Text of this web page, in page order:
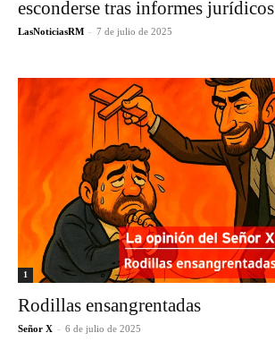
esconderse tras informes jurídicos
LasNoticiasRM - 7 de julio de 2025
1
Rodillas ensangrentadas
Señor X - 6 de julio de 2025